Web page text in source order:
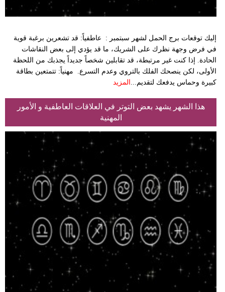
إليك توقعات برج الحمل لشهر سبتمبر : عاطفياً: قد تشعرين برغبة قوية
في فرض وجهة نظرك على الشريك، ما قد يؤدي إلى بعض النقاشات
الحادة. إذا كنت غير مرتبطة، قد تقابلين شخصاً جديداً يجذبك من اللحظة
الأولى، لكن ينصحك الفلك بالتروي وعدم التسرع. مهنياً: تتمتعين بطاقة
كبيرة وحماس يدفعك لتقديم... المزيد
هذا الشهر يشهد بعض التوتر في العلاقات العاطفية و الأمور
المهنية